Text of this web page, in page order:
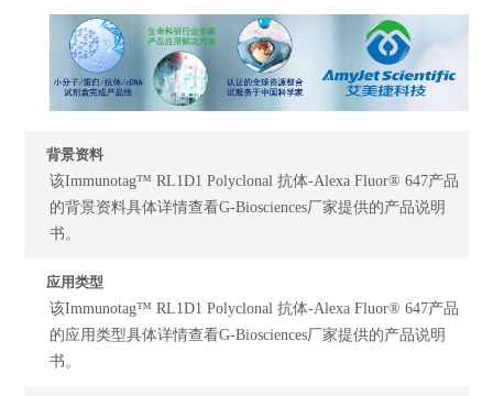
背景资料
该Immunotag™ RL1D1 Polyclonal 抗体-Alexa Fluor® 647产品
的背景资料具体详情查看G-Biosciences厂家提供的产品说明
书。
应用类型
该Immunotag™ RL1D1 Polyclonal 抗体-Alexa Fluor® 647产品
的应用类型具体详情查看G-Biosciences厂家提供的产品说明
书。